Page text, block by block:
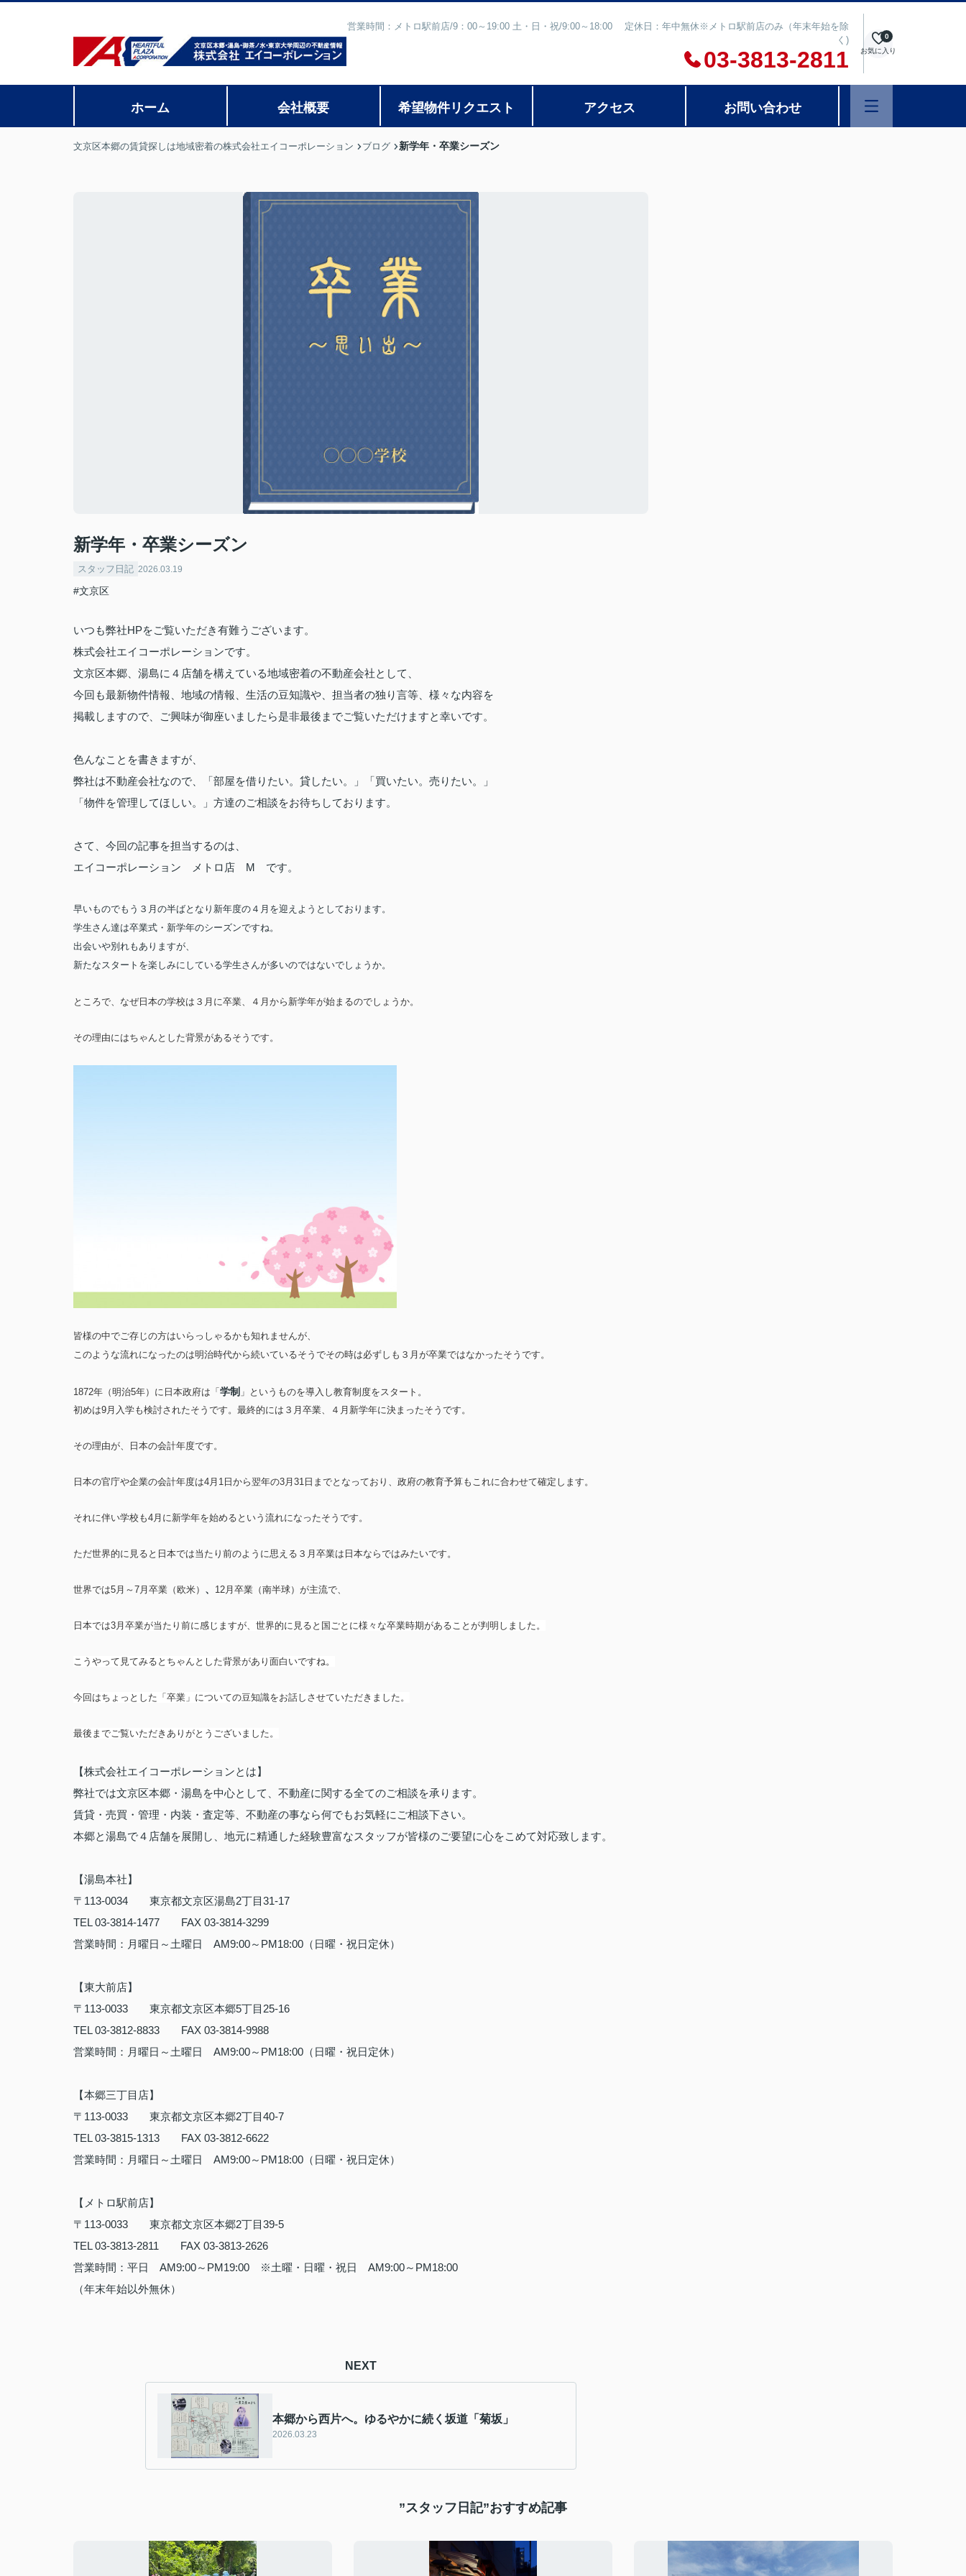
営業時間：メトロ駅前店/9：00～19:00 土・日・祝/9:00～18:00 定休日：年中無休※メトロ駅前店のみ（年末年始を除
く)
03-3813-2811 お気に入り
0
ホーム 会社概要 希望物件リクエスト アクセス お問い合わせ
文京区本郷の賃貸探しは地域密着の株式会社エイコーポレーション ブログ 新学年・卒業シーズン
新学年・卒業シーズン
スタッフ日記 2026.03.19
#文京区
いつも弊社HPをご覧いただき有難うございます。
株式会社エイコーポレーションです。
文京区本郷、湯島に４店舗を構えている地域密着の不動産会社として、
今回も最新物件情報、地域の情報、生活の豆知識や、担当者の独り言等、様々な内容を
掲載しますので、ご興味が御座いましたら是非最後までご覧いただけますと幸いです。
色んなことを書きますが、
弊社は不動産会社なので、「部屋を借りたい。貸したい。」「買いたい。売りたい。」
「物件を管理してほしい。」方達のご相談をお待ちしております。
さて、今回の記事を担当するのは、
エイコーポレーション メトロ店 M です。
早いものでもう３月の半ばとなり新年度の４月を迎えようとしております。
学生さん達は卒業式・新学年のシーズンですね。
出会いや別れもありますが、
新たなスタートを楽しみにしている学生さんが多いのではないでしょうか。
ところで、なぜ日本の学校は３月に卒業、４月から新学年が始まるのでしょうか。
その理由にはちゃんとした背景があるそうです。
皆様の中でご存じの方はいらっしゃるかも知れませんが、
このような流れになったのは明治時代から続いているそうでその時は必ずしも３月が卒業ではなかったそうです。
1872年（明治5年）に日本政府は「学制 」というものを導入し教育制度をスタート。
初めは9月入学も検討されたそうです。最終的には３月卒業、４月新学年に決まったそうです。
その理由が、 日本の会計年度です。
日本の官庁や企業の会計年度は4月1日から翌年の3月31日 までとなっており、政府の教育予算もこれに合わせて確定します。
それに伴い学校も4月に新学年を始めるという流れになったそうです。
ただ世界的に見ると日本では当たり前のように思える３月卒業は日本ならではみたいです。
世界では5月～7月卒業（欧米） 、 12月卒業（南半球）が主流で、
日本では3月卒業が当たり前に感じますが、世界的に見ると国ごとに様々な卒業時期があることが判明しました。
こうやって見てみるとちゃんとした背景があり面白いですね。
今回はちょっとした「卒業」についての豆知識をお話しさせていただきました。
最後までご覧いただきありがとうございました。
【株式会社エイコーポレーションとは】
弊社では文京区本郷・湯島を中心として、不動産に関する全てのご相談を承ります。
賃貸・売買・管理・内装・査定等、不動産の事なら何でもお気軽にご相談下さい。
本郷と湯島で４店舗を展開し、地元に精通した経験豊富なスタッフが皆様のご要望に心をこめて対応致します。
【湯島本社】
〒 113-0034 東京都文京区湯島2丁目31-17
TEL 03-3814-1477
FAX 03-3814-3299
営業時間：月曜日～土曜日 AM9:00～ PM18:00 （日曜・祝日定休）
【東大前店】
〒 113-0033 東京都文京区本郷5丁目 25-16
TEL 03-3812-8833
FAX 03-3814-9988
営業時間：月曜日～土曜日 AM9:00～ PM18:00 （日曜・祝日定休）
【本郷三丁目店】
〒 113-0033 東京都文京区本郷2丁目40-7
TEL 03-3815-1313
FAX 03-3812-6622
営業時間：月曜日～土曜日 AM9:00～ PM18:00 （日曜・祝日定休）
【メトロ駅前店】
〒 113-0033 東京都文京区本郷2丁目39-5
TEL 03-3813-2811
FAX 03-3813-2626
営業時間：平日 AM9:00～ PM19:00 ※土曜・日曜・祝日 AM9:00～ PM18:00
（年末年始以外無休）
NEXT
本郷から西片へ。ゆるやかに続く坂道「菊坂」
2026.03.23
”スタッフ日記”おすすめ記事